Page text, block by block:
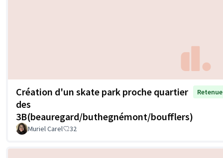
Création d'un skate park proche quartier
des
3B(beauregard/buthegnémont/boufflers)
Retenue
Muriel Carel 32